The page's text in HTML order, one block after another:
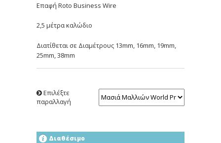
Επαφή Roto Business Wire
2,5 μέτρα καλώδιο
Διατίθεται σε Διαμέτρους 13mm, 16mm, 19mm,
25mm, 38mm
Επιλέξτε
παραλλαγή
Διαθέσιμο